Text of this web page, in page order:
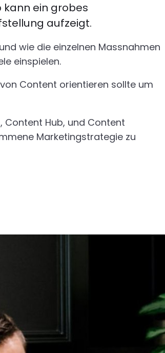
kann ein grobes
aufzeigt.
wie die einzelnen Massnahmen
einspielen.
Content orientieren sollte um
Content Hub, und Content
Marketingstrategie zu